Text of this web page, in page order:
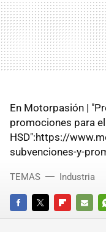
En Motorpasión |
promociones para
HSD":https://
subvenciones-y-
FACEBOOKTWITTERFLIPBOARD
E-
TEMAS Industria